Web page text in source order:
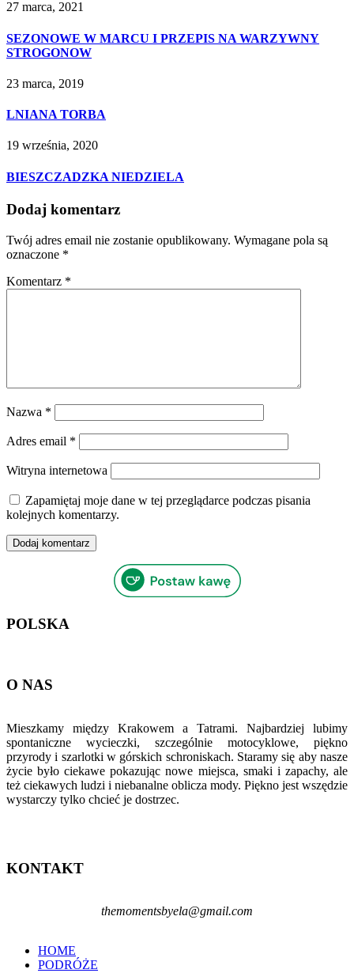
27 marca, 2021
SEZONOWE W MARCU I PRZEPIS NA WARZYWNY
STROGONOW
23 marca, 2019
LNIANA TORBA
19 września, 2020
BIESZCZADZKA NIEDZIELA
Dodaj komentarz
Twój adres email nie zostanie opublikowany. Wymagane pola są
oznaczone *
Komentarz *
Nazwa *
Adres email *
Witryna internetowa
Zapamiętaj moje dane w tej przeglądarce podczas pisania
kolejnych komentarzy.
POLSKA
O NAS
Mieszkamy między Krakowem a Tatrami. Najbardziej lubimy
spontaniczne wycieczki, szczególnie motocyklowe, piękno
przyrody i szarlotki w górskich schroniskach. Staramy się aby nasze
życie było ciekawe pokazując nowe miejsca, smaki i zapachy, ale
też ciekawych ludzi i niebanalne oblicza mody. Piękno jest wszędzie
wystarczy tylko chcieć je dostrzec.
KONTAKT
themomentsbyela@gmail.com
HOME
PODRÓŻE